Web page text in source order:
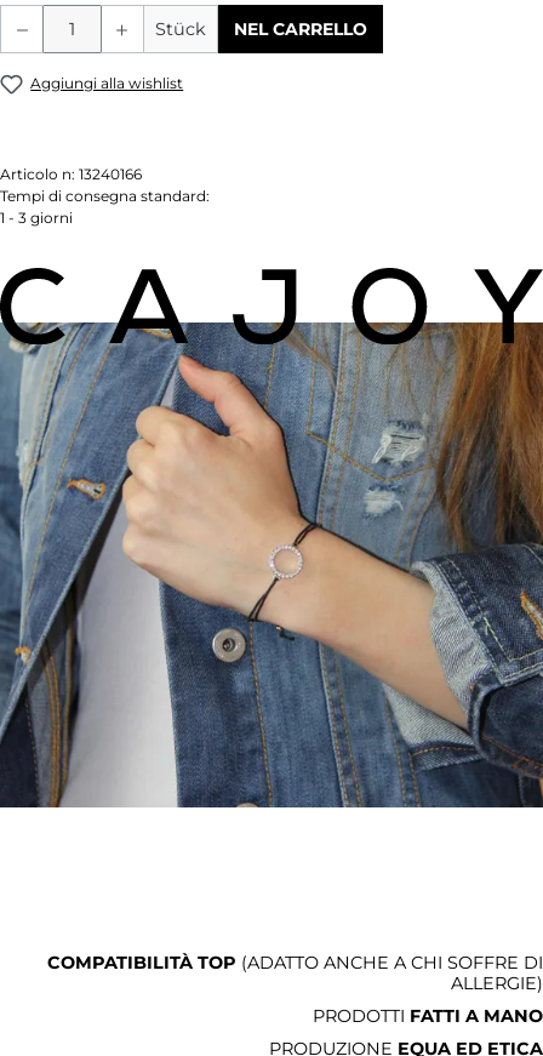
Quantità del prodotto: inserisci la
Stück NEL CARRELLO
Aggiungi alla wishlist
Articolo n: 13240166
Tempi di consegna standard:
1 - 3 giorni
COMPATIBILITÀ TOP (ADATTO ANCHE A CHI SOFFRE DI
ALLERGIE)
PRODOTTI FATTI A MANO
PRODUZIONE EQUA ED ETICA